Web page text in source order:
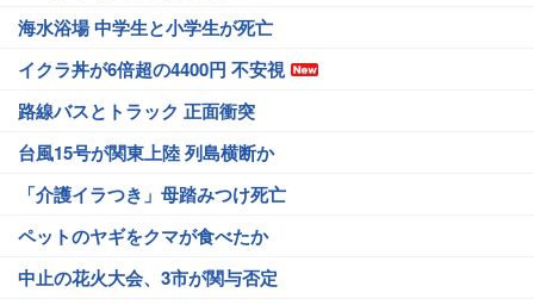
海水浴場 中学生と小学生が死亡
イクラ丼が6倍超の4400円 不安視
路線バスとトラック 正面衝突
台風15号が関東上陸 列島横断か
「介護イラつき」母踏みつけ死亡
ペットのヤギをクマが食べたか
中止の花火大会、3市が関与否定